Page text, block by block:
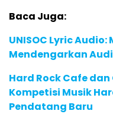
Baca Juga:
UNISOC Lyric
Mendengarkan
Hard Rock Cafe
Kompetisi Musik
Pendatang Baru